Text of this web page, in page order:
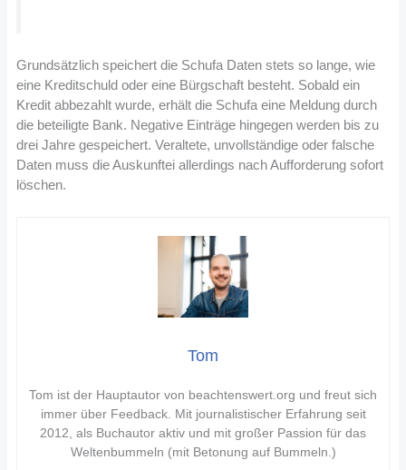
Grundsätzlich speichert die Schufa Daten stets so lange, wie
eine Kreditschuld oder eine Bürgschaft besteht. Sobald ein
Kredit abbezahlt wurde, erhält die Schufa eine Meldung durch
die beteiligte Bank. Negative Einträge hingegen werden bis zu
drei Jahre gespeichert. Veraltete, unvollständige oder falsche
Daten muss die Auskunftei allerdings nach Aufforderung sofort
löschen.
Tom
Tom ist der Hauptautor von beachtenswert.org und freut sich
immer über Feedback. Mit journalistischer Erfahrung seit
2012, als Buchautor aktiv und mit großer Passion für das
Weltenbummeln (mit Betonung auf Bummeln.)